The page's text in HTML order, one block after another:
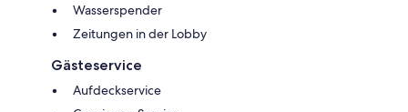
Wasserspender
Zeitungen in der Lobby
Gästeservice
Aufdeckservice